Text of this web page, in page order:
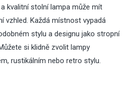
kvalitní stolní lampa může mít
vzhled. Každá místnost vypadá
stylu a designu jako stropní
si klidně zvolit lampy
rustikálním nebo retro stylu.